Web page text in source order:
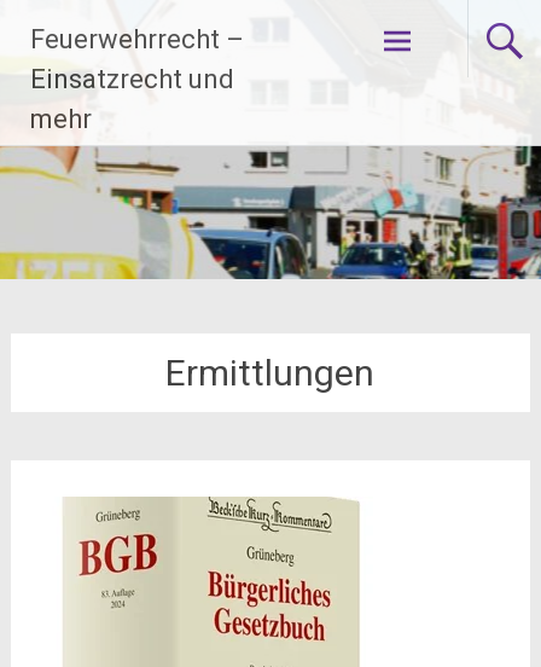
Inhalt
springen
Feuerwehrrecht –
Einsatzrecht und
mehr
Ermittlungen